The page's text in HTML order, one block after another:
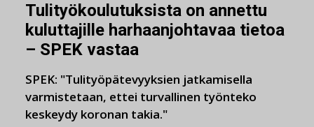
Tulityökoulutuksista on annettu
kuluttajille harhaanjohtavaa tietoa
– SPEK vastaa
SPEK: "Tulityöpätevyyksien jatkamisella
varmistetaan, ettei turvallinen työnteko
keskeydy koronan takia."